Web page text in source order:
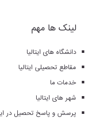
لینک ها مهم
دانشگاه های ایتالیا
مقاطع تحصیلی ایتالیا
خدمات ما
شهر های ایتالیا
پرسش و پاسخ تحصیل در